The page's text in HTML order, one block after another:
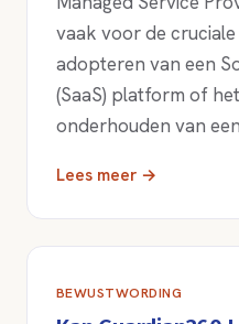
vaak voor de
adopteren van een
(SaaS) platform of
onderhouden van
Lees meer →
BEWUSTWORDING